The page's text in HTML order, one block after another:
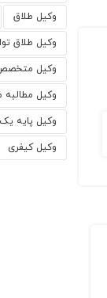
وکیل طلاق
وکیل طلاق
وکیل متخصص
وکیل مطالبه
وکیل پایه یک
وکیل کیفری